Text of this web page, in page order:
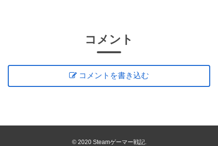
コメント
コメントを書き込む
© 2020 Steamゲーマー戦記.